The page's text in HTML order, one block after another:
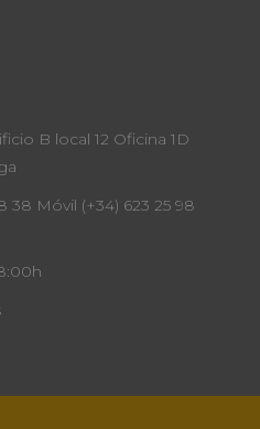
B local 12 Oficina 1D
38 Móvil (+34) 623 25 98